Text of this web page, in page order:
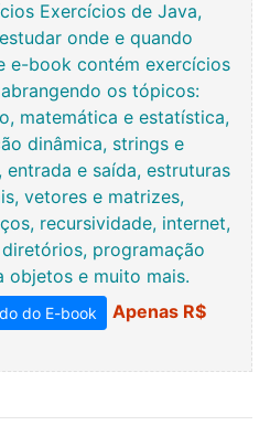
Exercícios de Java,
onde e quando
e-book contém exercícios
os tópicos:
matemática e estatística,
dinâmica, strings e
entrada e saída, estruturas
vetores e matrizes,
recursividade, internet,
programação
objetos e muito mais.
do E-book
Apenas R$